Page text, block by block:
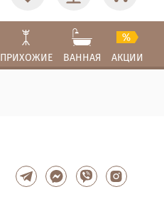
ПРИХОЖИЕ ВАННАЯ АКЦИИ